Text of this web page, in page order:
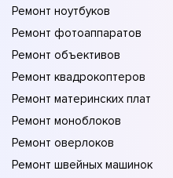
Ремонт ноутбуков
Ремонт фотоаппаратов
Ремонт объективов
Ремонт квадрокоптеров
Ремонт материнских плат
Ремонт моноблоков
Ремонт оверлоков
Ремонт швейных машинок